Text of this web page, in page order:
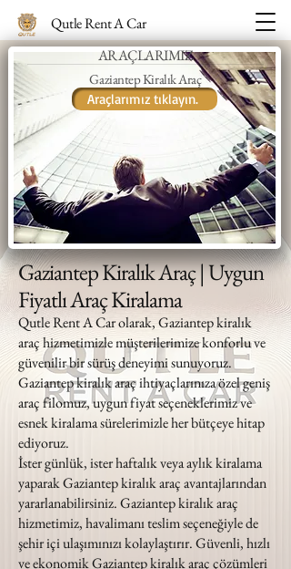
Qutle Rent A Car
ARAÇLARIMIZ
Gaziantep Kiralık Araç
Araçlarımız tıklayın.
Gaziantep Kiralık Araç | Uygun
Fiyatlı Araç Kiralama
Qutle Rent A Car olarak, Gaziantep kiralık
araç hizmetimizle müşterilerimize konforlu ve
güvenilir bir sürüş deneyimi sunuyoruz.
Gaziantep kiralık araç ihtiyaçlarınıza özel geniş
araç filomuz, uygun fiyat seçeneklerimiz ve
esnek kiralama sürelerimizle her bütçeye hitap
ediyoruz.
İster günlük, ister haftalık veya aylık kiralama
yaparak Gaziantep kiralık araç avantajlarından
yararlanabilirsiniz. Gaziantep kiralık araç
hizmetimiz, havalimanı teslim seçeneğiyle de
şehir içi ulaşımınızı kolaylaştırır. Güvenli, hızlı
ve ekonomik Gaziantep kiralık araç çözümleri